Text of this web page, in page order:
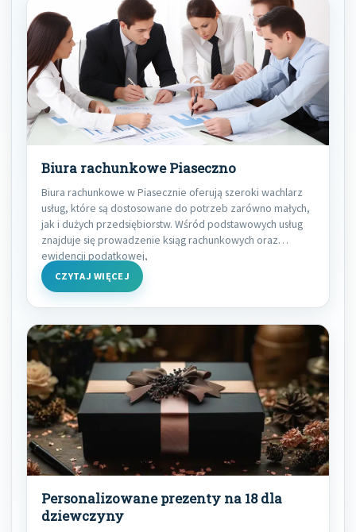
Biura rachunkowe Piaseczno
Biura rachunkowe w Piasecznie oferują szeroki wachlarz
usług, które są dostosowane do potrzeb zarówno małych,
jak i dużych przedsiębiorstw. Wśród podstawowych usług
znajduje się prowadzenie ksiąg rachunkowych oraz
ewidencji podatkowej,
CZYTAJ WIĘCEJ
Personalizowane prezenty na 18 dla
dziewczyny